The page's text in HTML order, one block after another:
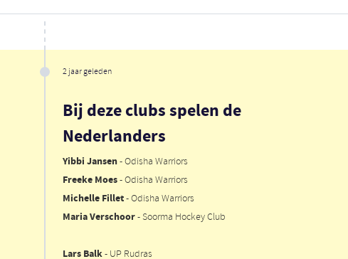
2 jaar geleden
Bij deze clubs spelen de
Nederlanders
Yibbi Jansen- Odisha Warriors
Freeke Moes- Odisha Warriors
Michelle Fillet- Odisha Warriors
Maria Verschoor- Soorma Hockey Club
Lars Balk- UP Rudras